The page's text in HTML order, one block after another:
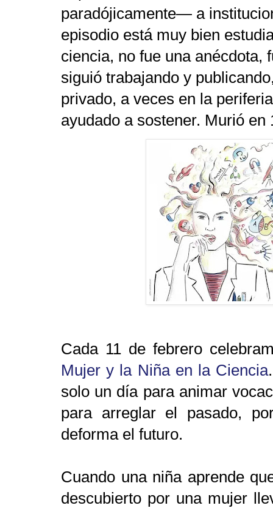
paradójicamente— a
episodio está muy bien
ciencia, no fue una anécdota,
siguió trabajando y
privado, a veces en la
ayudado a sostener. Murió
Cada 11 de febrero
Mujer y la Niña en la Ciencia
solo un día para animar
para arreglar el pasado,
deforma el futuro.
Cuando una niña aprende
descubierto por una mujer